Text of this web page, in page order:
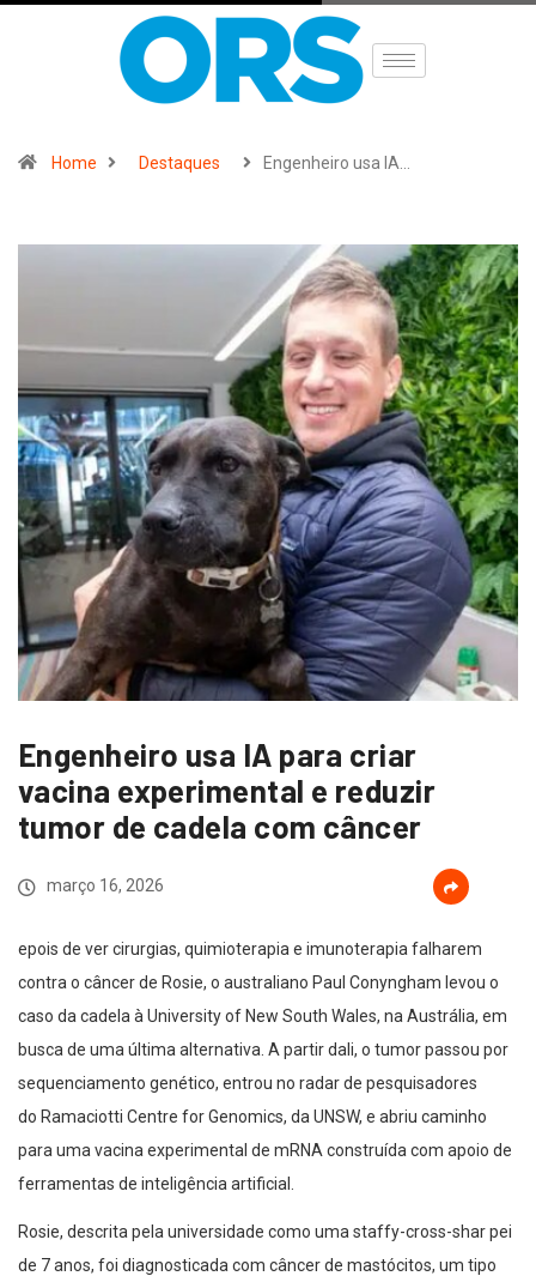
Home Destaques Engenheiro usa IA…
Engenheiro usa IA para criar
vacina experimental e reduzir
tumor de cadela com câncer
março 16, 2026
epois de ver cirurgias, quimioterapia e imunoterapia falharem
contra o câncer de Rosie, o australiano Paul Conyngham levou o
caso da cadela à University of New South Wales, na Austrália, em
busca de uma última alternativa. A partir dali, o tumor passou por
sequenciamento genético, entrou no radar de pesquisadores
do Ramaciotti Centre for Genomics, da UNSW, e abriu caminho
para uma vacina experimental de mRNA construída com apoio de
ferramentas de inteligência artificial.
Rosie, descrita pela universidade como uma staffy-cross-shar pei
de 7 anos, foi diagnosticada com câncer de mastócitos, um tipo